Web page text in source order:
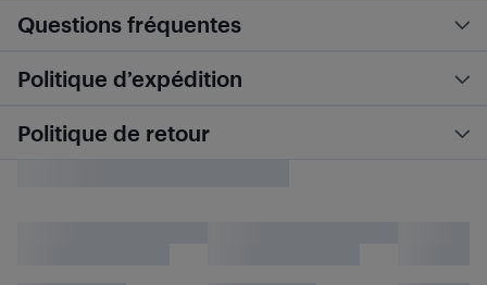
Questions fréquentes
Politique d’expédition
Politique de retour